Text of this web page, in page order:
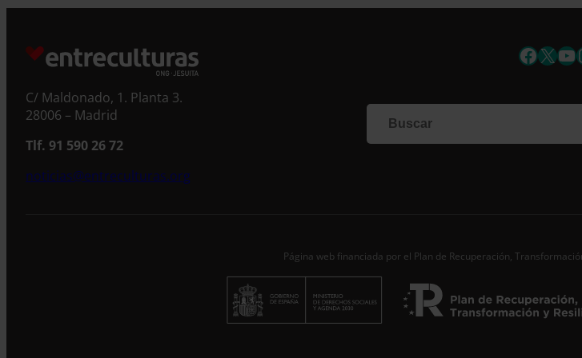
Suscríbete a
C/ Maldonado, 1. Planta 3.
28006 – Madrid
Tlf. 91 590 26 72
noticias@entreculturas.org
X
Página web financiada por el Plan de Recuperación,